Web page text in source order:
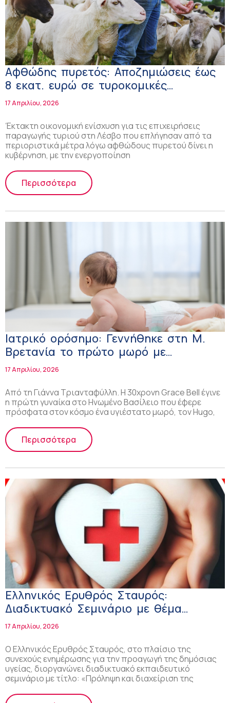
Αφθώδης πυρετός: Αποζημιώσεις έως
8 εκατ. ευρώ σε τυροκομικές
επιχειρήσεις στη Λέσβο
17 Απριλίου, 2026
Έκτακτη οικονομική ενίσχυση για τις επιχειρήσεις
παραγωγής τυριού στη Λέσβο που επλήγησαν από τα
περιοριστικά μέτρα λόγω αφθώδους πυρετού δίνει η
κυβέρνηση, με την ενεργοποίηση
Περισσότερα
Ιατρικό ορόσημο: Γεννήθηκε στη Μ.
Βρετανία το πρώτο μωρό με
μεταμόσχευση μήτρας από νεκρή
δότρια
17 Απριλίου, 2026
Από τη Γιάννα Τριανταφύλλη. Η 30χρονη Grace Bell έγινε
η πρώτη γυναίκα στο Ηνωμένο Βασίλειο που έφερε
πρόσφατα στον κόσμο ένα υγιέστατο μωρό, τον Hugo,
Περισσότερα
Ελληνικός Ερυθρός Σταυρός:
Διαδικτυακό Σεμινάριο με θέμα
«Πρόληψη και διαχείριση της
φυματίωσης: Ο Ρόλος των
Φροντιστών»
17 Απριλίου, 2026
Ο Ελληνικός Ερυθρός Σταυρός, στο πλαίσιο της
συνεχούς ενημέρωσης για την προαγωγή της δημόσιας
υγείας, διοργανώνει διαδικτυακό εκπαιδευτικό
σεμινάριο με τίτλο: «Πρόληψη και διαχείριση της